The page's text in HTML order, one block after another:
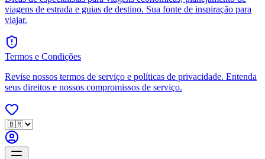
viagens de estrada e guias de destino. Sua fonte de inspiração para
viajar.
Termos e Condições
Revise nossos termos de serviço e políticas de privacidade. Entenda
seus direitos e nossos compromissos de serviço.